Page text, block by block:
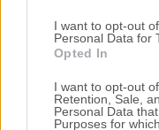
I want to opt-out
Personal Data for
Opted In
I want to opt-out
Retention, Sale,
Personal Data
Purposes for
Τιμές πώλησης/
τοπική αγορά
Τα πάντα για